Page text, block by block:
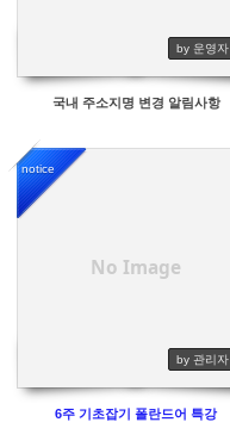
by 운영자
국내 주소지명 변경 알림사항
No Image
notice
by 관리자
6주 기초잡기 폴란드어 특강